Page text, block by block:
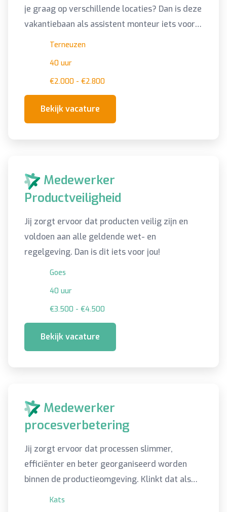
je graag op verschillende locaties? Dan is deze
vakantiebaan als assistent monteur iets voor
Terneuzen
40 uur
€2.000 - €2.800
Bekijk vacature
Medewerker
Productveiligheid
Jij zorgt ervoor dat producten veilig zijn en
voldoen aan alle geldende wet- en
regelgeving. Dan is dit iets voor jou!
Goes
40 uur
€3.500 - €4.500
Bekijk vacature
Medewerker
procesverbetering
Jij zorgt ervoor dat processen slimmer,
efficiënter en beter georganiseerd worden
binnen de productieomgeving. Klinkt dat als
iets voor jou? Lees dan snel verder!
Kats